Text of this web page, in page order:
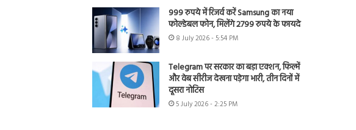
999 रुपये में रिजर्व करें Samsung का नया
फोल्डेबल फोन, मिलेंगे 2799 रुपये के फायदे
8 July 2026 - 5:54 PM
Telegram पर सरकार का बड़ा एक्शन, फिल्में
और वेब सीरीज देखना पड़ेगा भारी, तीन दिनों में
दूसरा नोटिस
5 July 2026 - 2:25 PM